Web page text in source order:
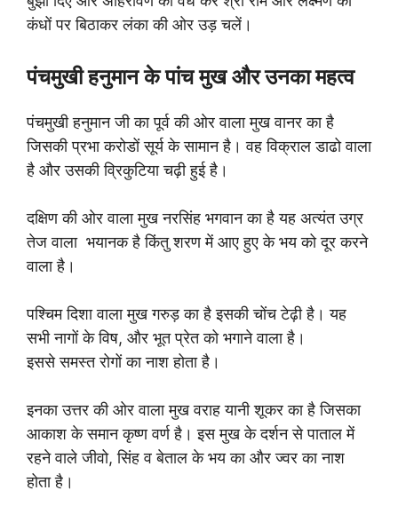
कंधों पर बिठाकर लंका की ओर उड़ चलें।
पंचमुखी हनुमान के पांच मुख और उनका महत्व
पंचमुखी हनुमान जी का पूर्व की ओर वाला मुख वानर का है
जिसकी प्रभा करोडों सूर्य के सामान है। वह विक्राल डाढो वाला
है और उसकी व्रिकुटिया चढ़ी हुई है।
दक्षिण की ओर वाला मुख नरसिंह भगवान का है यह अत्यंत उग्र
तेज वाला भयानक है किंतु शरण में आए हुए के भय को दूर करने
वाला है।
पश्चिम दिशा वाला मुख गरुड़ का है इसकी चोंच टेढ़ी है। यह
सभी नागों के विष, और भूत प्रेत को भगाने वाला है।
इससे समस्त रोगों का नाश होता है।
इनका उत्तर की ओर वाला मुख वराह यानी शूकर का है जिसका
आकाश के समान कृष्ण वर्ण है। इस मुख के दर्शन से पाताल में
रहने वाले जीवो, सिंह व बेताल के भय का और ज्वर का नाश
होता है।